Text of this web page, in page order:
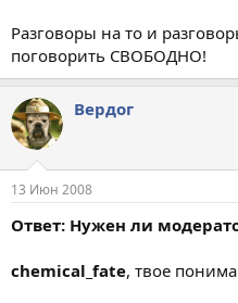
Разговоры на то и
поговорить СВОБОДНО!
Вердог
13 Июн 2008
Ответ: Нужен ли
chemical_fate, твое